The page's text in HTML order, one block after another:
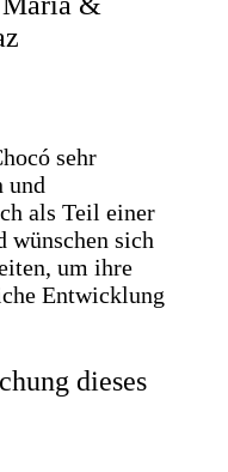
sehr
und
als Teil einer
wünschen sich
um ihre
Entwicklung
dieses